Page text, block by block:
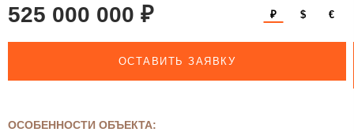
525 000 000 ₽ ₽ $ €
ОСТАВИТЬ ЗАЯВКУ
ОСОБЕННОСТИ ОБЪЕКТА: